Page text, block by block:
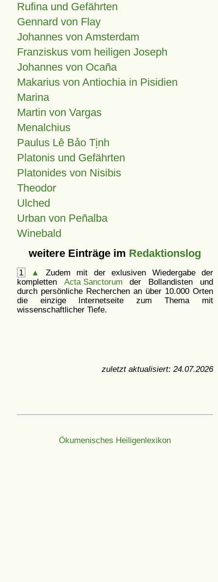
Rufina und Gefährten
Gennard von Flay
Johannes von Amsterdam
Franziskus vom heiligen Joseph
Johannes von Ocaña
Makarius von Antiochia in Pisidien
Marina
Martin von Vargas
Menalchius
Paulus Lê Bảo Tịnh
Platonis und Gefährten
Platonides von Nisibis
Theodor
Ulched
Urban von Peñalba
Winebald
weitere Einträge im Redaktionslog
1 ▲
Zudem mit der exlusiven Wiedergabe der
kompletten Acta Sanctorum der Bollandisten und
durch persönliche Recherchen an über 10.000 Orten
die einzige Internetseite zum Thema mit
wissenschaftlicher Tiefe.
zuletzt aktualisiert: 24.07.2026
Ökumenisches Heiligenlexikon